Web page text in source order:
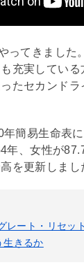
ってきました
充実してい
たセカンド
年簡易生命表
年、女性が
を更新しまし
レート・リセッ
生きるか